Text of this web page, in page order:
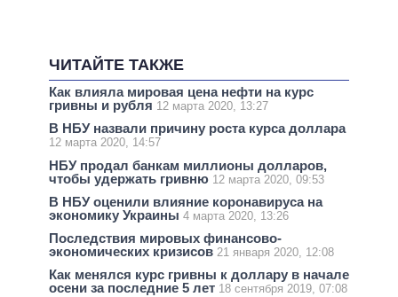
ЧИТАЙТЕ ТАКЖЕ
Как влияла мировая цена нефти на курс
гривны и рубля 12 марта 2020, 13:27
В НБУ назвали причину роста курса доллара
12 марта 2020, 14:57
НБУ продал банкам миллионы долларов,
чтобы удержать гривню 12 марта 2020, 09:53
В НБУ оценили влияние коронавируса на
экономику Украины 4 марта 2020, 13:26
Последствия мировых финансово-
экономических кризисов 21 января 2020, 12:08
Как менялся курс гривны к доллару в начале
осени за последние 5 лет 18 сентября 2019, 07:08